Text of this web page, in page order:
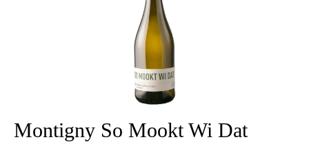
Montigny So Mookt Wi Dat